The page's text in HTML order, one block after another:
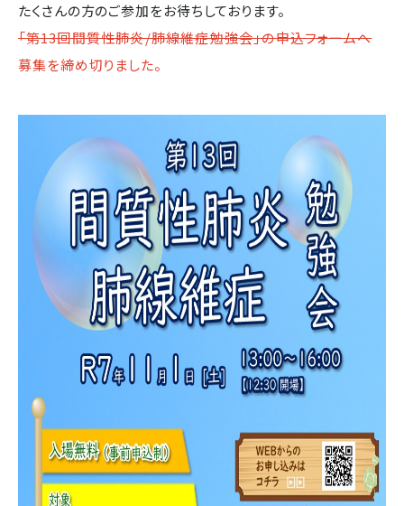
たくさんの方のご参加をお待ちしております。
「第13回間質性肺炎/肺線維症勉強会」の申込フォームへ
募集を締め切りました。